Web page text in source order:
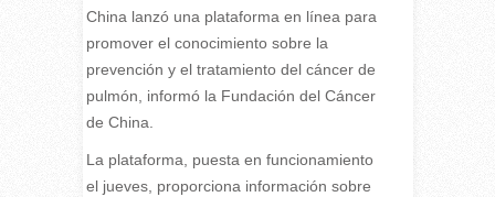
China lanzó una plataforma en línea para
promover el conocimiento sobre la
prevención y el tratamiento del cáncer de
pulmón, informó la Fundación del Cáncer
de China.
La plataforma, puesta en funcionamiento
el jueves, proporciona información sobre